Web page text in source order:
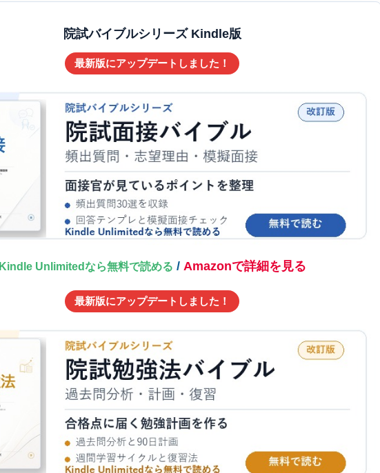
院試バイブルシリーズ Kindle版
最新版にアップデートしました！
Kindle Unlimitedなら無料で読める / Amazonで詳細を見る
最新版にアップデートしました！